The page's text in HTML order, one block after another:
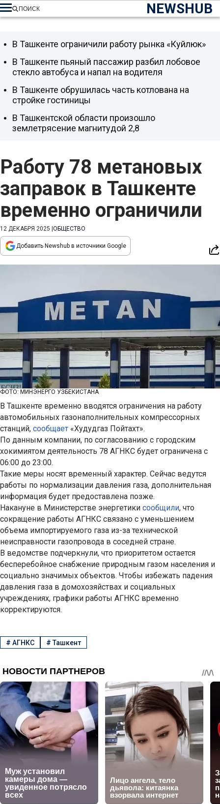
NEWSHUB
ПОИСК
Работу 78 метановых
заправок в Ташкенте
временно ограничили
12 ДЕКАБРЯ 2025 ОБЩЕСТВО
Добавить Newshub в источники Google
ФОТО: МИНЭНЕРГО УЗБЕКИСТАНА
В Ташкенте временно вводятся ограничения на работу
автомобильных газонаполнительных компрессорных
станций, сообщает «Худудгаз Пойтахт».
По данным компании, по согласованию с городским
хокимиятом деятельность 78 АГНКС будет ограничена с
06:00 до 23:00.
Такие меры носят временный характер. Сейчас ведутся
работы по нормализации давления газа, дополнительная
информация будет предоставлена позже.
Накануне в Министерстве энергетики сообщили, что
сокращение работы АГНКС связано с уменьшением
объема импортируемого газа из-за технической
неисправности газопровода в соседней стране.
В ведомстве подчеркнули, что приоритетом остается
бесперебойное снабжение природным газом населения и
социально значимых объектов. Чтобы избежать падения
давления газа в домохозяйствах и социальных
учреждениях, графики работы АГНКС временно
корректируются.
В Ташкенте ограничили работу рынка «Куйлюк»
В Ташкенте пьяный пассажир разбил лобовое
стекло автобуса и напал на водителя
В Ташкенте обрушилась часть котлована на
стройке гостиницы
В Ташкентской области произошло
землетрясение магнитудой 2,8
# АГНКС #Ташкент